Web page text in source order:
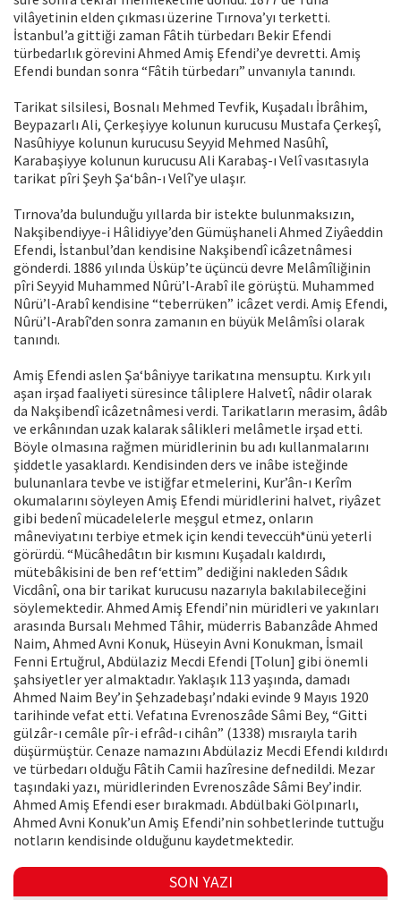
vilâyetinin elden çıkması üzerine Tırnova’yı terketti.
İstanbul’a gittiği zaman Fâtih türbedarı Bekir Efendi
türbedarlık görevini Ahmed Amiş Efendi’ye devretti. Amiş
Efendi bundan sonra “Fâtih türbedarı” unvanıyla tanındı.
Tarikat silsilesi, Bosnalı Mehmed Tevfik, Kuşadalı İbrâhim,
Beypazarlı Ali, Çerkeşiyye kolunun kurucusu Mustafa Çerkeşî,
Nasûhiyye kolunun kurucusu Seyyid Mehmed Nasûhî,
Karabaşiyye kolunun kurucusu Ali Karabaş-ı Velî vasıtasıyla
tarikat pîri Şeyh Şa‘bân-ı Velî’ye ulaşır.
Tırnova’da bulunduğu yıllarda bir istekte bulunmaksızın,
Nakşibendiyye-i Hâlidiyye’den Gümüşhaneli Ahmed Ziyâeddin
Efendi, İstanbul’dan kendisine Nakşibendî icâzetnâmesi
gönderdi. 1886 yılında Üsküp’te üçüncü devre Melâmîliğinin
pîri Seyyid Muhammed Nûrü’l-Arabî ile görüştü. Muhammed
Nûrü’l-Arabî kendisine “teberrüken” icâzet verdi. Amiş Efendi,
Nûrü’l-Arabî’den sonra zamanın en büyük Melâmîsi olarak
tanındı.
Amiş Efendi aslen Şa‘bâniyye tarikatına mensuptu. Kırk yılı
aşan irşad faaliyeti süresince tâliplere Halvetî, nâdir olarak
da Nakşibendî icâzetnâmesi verdi. Tarikatların merasim, âdâb
ve erkânından uzak kalarak sâlikleri melâmetle irşad etti.
Böyle olmasına rağmen müridlerinin bu adı kullanmalarını
şiddetle yasaklardı. Kendisinden ders ve inâbe isteğinde
bulunanlara tevbe ve istiğfar etmelerini, Kur’ân-ı Kerîm
okumalarını söyleyen Amiş Efendi müridlerini halvet, riyâzet
gibi bedenî mücadelelerle meşgul etmez, onların
mâneviyatını terbiye etmek için kendi teveccüh*ünü yeterli
görürdü. “Mücâhedâtın bir kısmını Kuşadalı kaldırdı,
mütebâkisini de ben ref‘ettim” dediğini nakleden Sâdık
Vicdânî, ona bir tarikat kurucusu nazarıyla bakılabileceğini
söylemektedir. Ahmed Amiş Efendi’nin müridleri ve yakınları
arasında Bursalı Mehmed Tâhir, müderris Babanzâde Ahmed
Naim, Ahmed Avni Konuk, Hüseyin Avni Konukman, İsmail
Fenni Ertuğrul, Abdülaziz Mecdi Efendi [Tolun] gibi önemli
şahsiyetler yer almaktadır. Yaklaşık 113 yaşında, damadı
Ahmed Naim Bey’in Şehzadebaşı’ndaki evinde 9 Mayıs 1920
tarihinde vefat etti. Vefatına Evrenoszâde Sâmi Bey, “Gitti
gülzâr-ı cemâle pîr-i efrâd-ı cihân” (1338) mısraıyla tarih
düşürmüştür. Cenaze namazını Abdülaziz Mecdi Efendi kıldırdı
ve türbedarı olduğu Fâtih Camii hazîresine defnedildi. Mezar
taşındaki yazı, müridlerinden Evrenoszâde Sâmi Bey’indir.
Ahmed Amiş Efendi eser bırakmadı. Abdülbaki Gölpınarlı,
Ahmed Avni Konuk’un Amiş Efendi’nin sohbetlerinde tuttuğu
notların kendisinde olduğunu kaydetmektedir.
SON YAZI